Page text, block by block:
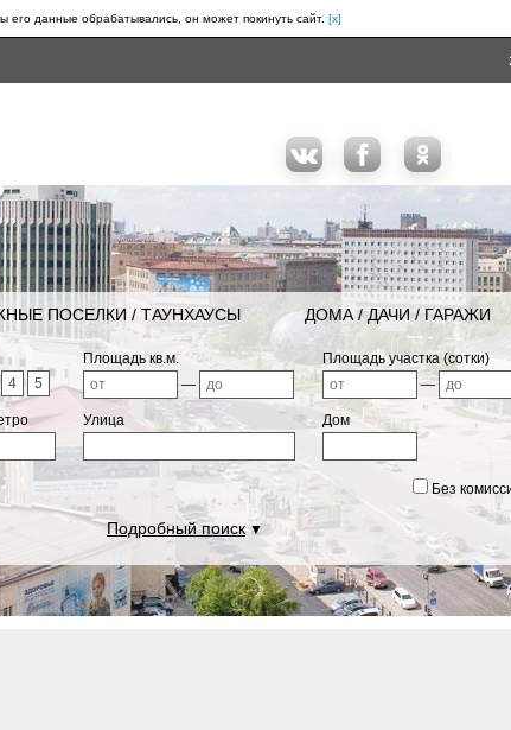
данные обрабатывались, он может покинуть сайт. [x]
ПОСЕЛКИ / ТАУНХАУСЫ ДОМА / ДАЧИ / ГАРАЖИ
4 5
Площадь кв.м.
—
Площадь участка (сотки)
—
Улица Дом
Без
Подробный поиск▼